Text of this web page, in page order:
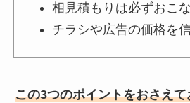
相見積もりは必ずおこ
チラシや広告の価格を
この3つのポイントをおさえ